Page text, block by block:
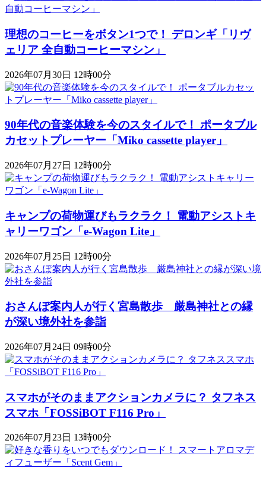
理想のコーヒーをボタン1つで！ デロンギ「リヴ
ェリア 全自動コーヒーマシン」
2026年07月30日 12時00分
90年代の音楽体験を今のスタイルで！ ポータブル
カセットプレーヤー「Miko cassette player」
2026年07月27日 12時00分
キャンプの荷物運びもラクラク！ 電動アシストキ
ャリーワゴン「​​e-Wagon Lite」
2026年07月25日 12時00分
おさんぽ案内人が行く宮島散歩 厳島神社との縁
が深い境外社を参詣
2026年07月24日 09時00分
スマホがそのままアクションカメラに？ タフネス
スマホ「FOSSiBOT F116 Pro」
2026年07月23日 13時00分